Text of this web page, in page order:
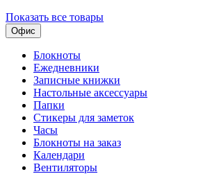
Показать все товары
Офис
Блокноты
Ежедневники
Записные книжки
Настольные аксессуары
Папки
Стикеры для заметок
Часы
Блокноты на заказ
Календари
Вентиляторы